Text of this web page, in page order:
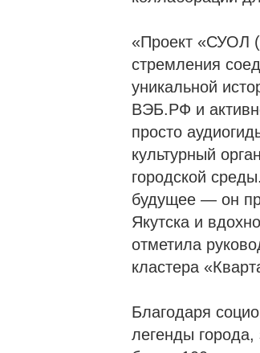
«Проект «СУОЛ
стремления
уникальной
ВЭБ.РФ и
просто
культурный
городской
будущее — он
Якутска и
отметила
кластера
Благодаря
легенды